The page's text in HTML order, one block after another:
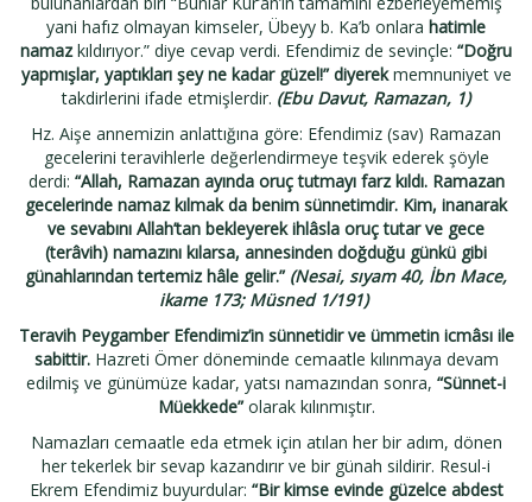
yani hafız olmayan kimseler, Übeyy b. Ka’b onlara hatimle
namazkıldırıyor.” diye cevap verdi. Efendimiz de sevinçle: “Doğru
yapmışlar, yaptıkları şey ne kadar güzel!” diyerekmemnuniyet ve
takdirlerini ifade etmişlerdir. (Ebu Davut, Ramazan, 1)
Hz. Aişe annemizin anlattığına göre: Efendimiz (sav) Ramazan
gecelerini teravihlerle değerlendirmeye teşvik ederek şöyle
derdi: “Allah, Ramazan ayında oruç tutmayı farz kıldı. Ramazan
gecelerinde namaz kılmak da benim sünnetimdir. Kim, inanarak
ve sevabını Allah’tan bekleyerek ihlâsla oruç tutar ve gece
(terâvih) namazını kılarsa, annesinden doğduğu günkü gibi
günahlarından tertemiz hâle gelir.” (Nesai, sıyam 40, İbn Mace,
ikame 173; Müsned 1/191)
Teravih Peygamber Efendimiz’in sünnetidir ve ümmetin icmâsı ile
sabittir. Hazreti Ömer döneminde cemaatle kılınmaya devam
edilmiş ve günümüze kadar, yatsı namazından sonra, “Sünnet-i
Müekkede”olarak kılınmıştır.
Namazları cemaatle eda etmek için atılan her bir adım, dönen
her tekerlek bir sevap kazandırır ve bir günah sildirir. Resul-i
Ekrem Efendimiz buyurdular: “Bir kimse evinde güzelce abdest